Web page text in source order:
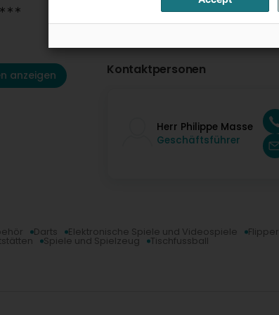
anzeigen Kontaktpersonen
Herr Philippe Masse
Geschäftsführer
Darts Elektronische Spiele und Videospiele Flipper
Spiele und Spielzeug Tischfussball